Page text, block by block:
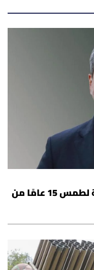
الحملة على الوزير صدي محاولة لطمس 15 عامًا من